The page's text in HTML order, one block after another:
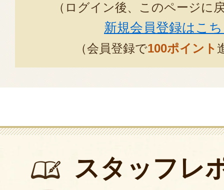
（ログイン後、このページに
新規会員登録はこ
（会員登録で100ポイント
スタッフレ